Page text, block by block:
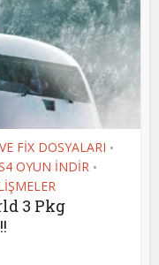
FİX DOSYALARI •
OYUN İNDİR •
3 Pkg